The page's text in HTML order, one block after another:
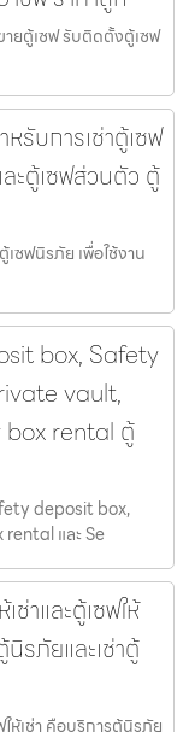
ยตู้เซฟ รับติดตั้งตู้เซฟ
รับการเช่าตู้เซฟ
ะตู้เซฟส่วนตัว ตู้
ซฟนิรภัย เพื่อใช้งาน
box, Safety
vault,
box rental ตู้
deposit box,
และ Se
าและตู้เซฟให้
รภัยและเช่าตู้
ห้เช่า คือบริการตู้นิรภัย